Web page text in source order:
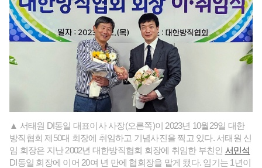
▲ 서태원 DI동일 대표이사 사장(오른쪽)이 2023년 10월29일 대한
방직협회 제50대 회장에 취임하고 기념사진을 찍고 있다. 서태원 신
임 회장은 지난 2002년 대한방직협회 회장에 취임한 부친인 서민석
DI동일 회장에 이어 20여 년 만에 협회장을 맡게 됐다. 임기는 1년이